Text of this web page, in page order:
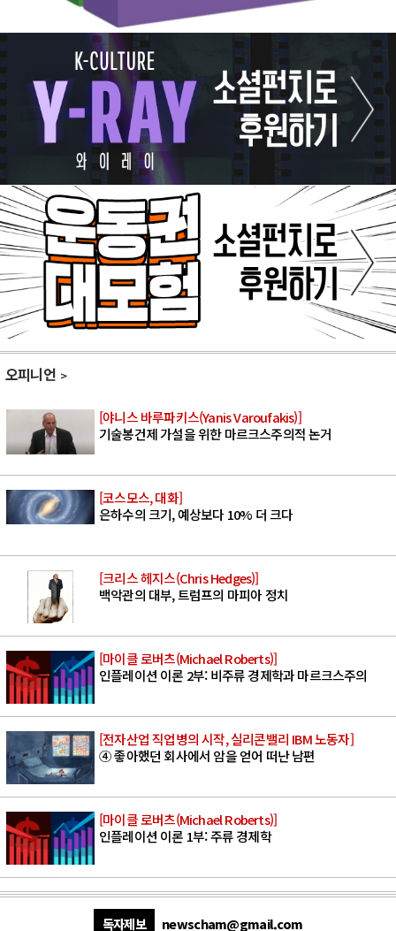
오피니언
[야니스 바루파키스(Yanis Varoufakis)]
기술봉건제 가설을 위한 마르크스주의적 논거
[코스모스, 대화]
은하수의 크기, 예상보다 10% 더 크다
[크리스 헤지스(Chris Hedges)]
백악관의 대부, 트럼프의 마피아 정치
[마이클 로버츠(Michael Roberts)]
인플레이션 이론 2부: 비주류 경제학과 마르크스주의
[전자산업 직업병의 시작, 실리콘밸리 IBM 노동자]
④ 좋아했던 회사에서 암을 얻어 떠난 남편
[마이클 로버츠(Michael Roberts)]
인플레이션 이론 1부: 주류 경제학
독자제보 newscham@gmail.com